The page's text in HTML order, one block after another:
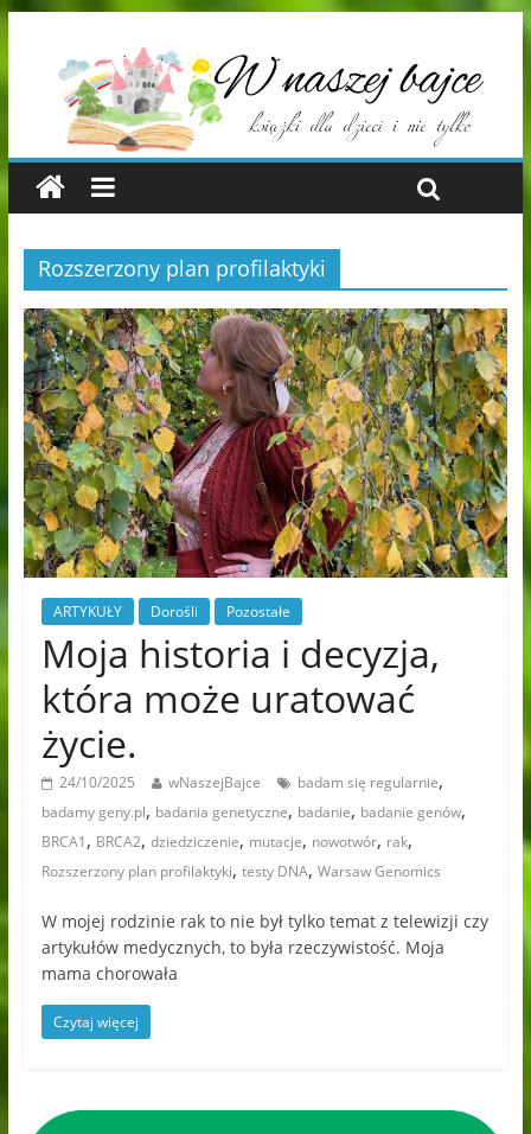
Rozszerzony plan profilaktyki
ARTYKUŁY Dorośli Pozostałe
Moja historia i decyzja,
która może uratować
życie.
24/10/2025 wNaszejBajce badam się regularnie,
badamy geny.pl, badania genetyczne, badanie, badanie genów,
BRCA1 , BRCA2, dziedziczenie, mutacje, nowotwór, rak,
Rozszerzony plan profilaktyki, testy DNA, Warsaw Genomics
W mojej rodzinie rak to nie był tylko temat z telewizji czy
artykułów medycznych, to była rzeczywistość. Moja
mama chorowała
Czytaj więcej